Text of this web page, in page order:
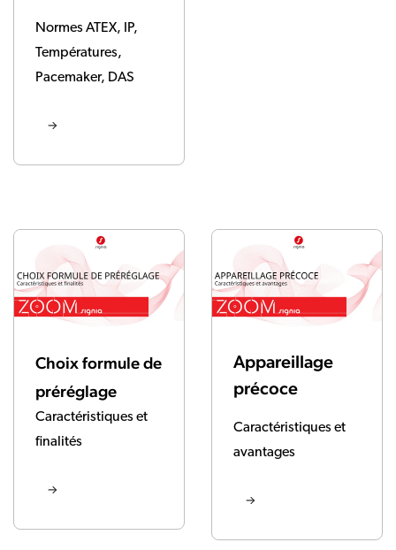
Normes ATEX, IP,
Températures,
Pacemaker, DAS
Choix formule de
préréglage
Caractéristiques et
finalités
Appareillage
précoce
Caractéristiques et
avantages